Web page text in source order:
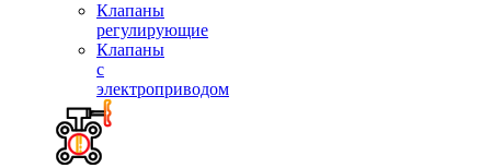
Клапаны
регулирующие
Клапаны
с
электроприводом